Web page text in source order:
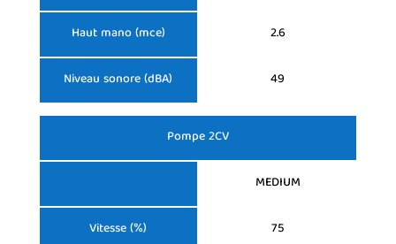
Haut mano (mce)
Niveau sonore (dBA)
2.6
49
Vitesse (%)
Pompe 2CV
MEDIUM
75